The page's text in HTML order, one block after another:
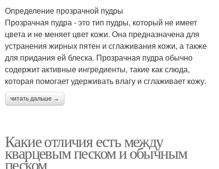
Определение прозрачной пудры
Прозрачная пудра - это тип пудры, который не имеет
цвета и не меняет цвет кожи. Она предназначена для
устранения жирных пятен и сглаживания кожи, а также
для придания ей блеска. Прозрачная пудра обычно
содержит активные ингредиенты, такие как слюда,
которая помогает удерживать влагу и сглаживает кожу.
читать дальше →
Какие отличия есть между
кварцевым песком и обычным
песком